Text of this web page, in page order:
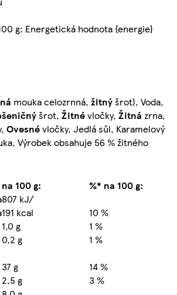
g: Energetická hodnota {energie}
mouka celozrnná, žitnýšrot), Voda,
šrot, Žitnévločky, Žitná zrna,
Ovesnévločky, Jedlá sůl, Karamelový
Výrobek obsahuje 56 % žitného
na 100 g:
%* na 100 g:
807 kJ/
191 kcal
10 %
1,0 g
1 %
0,2 g
1 %
37 g
14 %
2,5 g
3 %